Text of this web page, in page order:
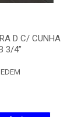
D C/ CUNHA
3/4”